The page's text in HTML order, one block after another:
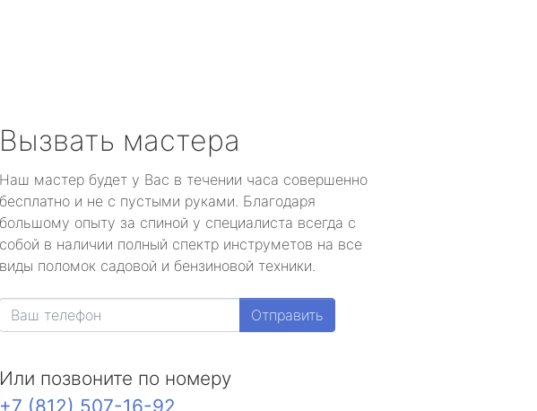
Вызвать мастера
Наш мастер будет у Вас в течении часа совершенно
бесплатно и не с пустыми руками. Благодаря
большому опыту за спиной у специалиста всегда с
собой в наличии полный спектр инструметов на все
виды поломок садовой и бензиновой техники.
Отправить
Или позвоните по номеру
+7 (812) 507-16-92.